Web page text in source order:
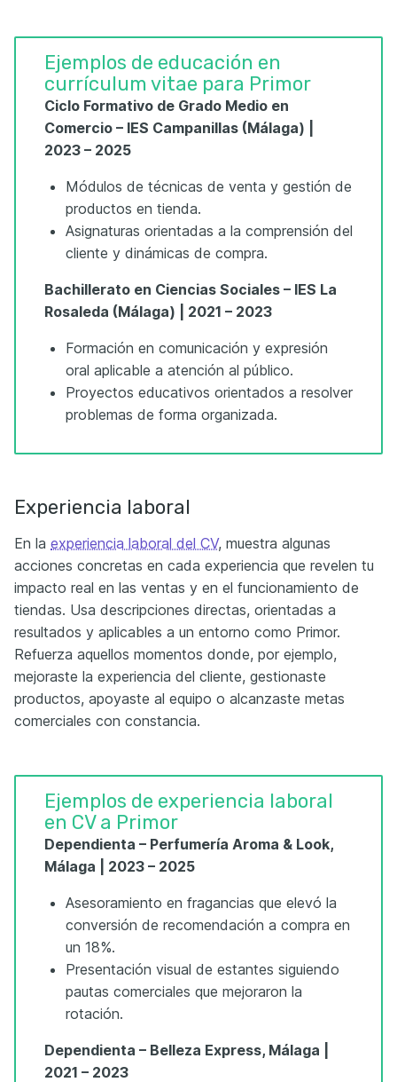
Ejemplos de educación en
currículum vitae para Primor
Ciclo Formativo de Grado Medio en
Comercio – IES Campanillas (Málaga) |
2023 – 2025
Módulos de técnicas de venta y gestión de
productos en tienda.
Asignaturas orientadas a la comprensión del
cliente y dinámicas de compra.
Bachillerato en Ciencias Sociales – IES La
Rosaleda (Málaga) | 2021 – 2023
Formación en comunicación y expresión
oral aplicable a atención al público.
Proyectos educativos orientados a resolver
problemas de forma organizada.
Experiencia laboral
En la experiencia laboral del CV, muestra algunas
acciones concretas en cada experiencia que revelen tu
impacto real en las ventas y en el funcionamiento de
tiendas. Usa descripciones directas, orientadas a
resultados y aplicables a un entorno como Primor.
Refuerza aquellos momentos donde, por ejemplo,
mejoraste la experiencia del cliente, gestionaste
productos, apoyaste al equipo o alcanzaste metas
comerciales con constancia.
Ejemplos de experiencia laboral
en CV a Primor
Dependienta – Perfumería Aroma & Look,
Málaga | 2023 – 2025
Asesoramiento en fragancias que elevó la
conversión de recomendación a compra en
un 18%.
Presentación visual de estantes siguiendo
pautas comerciales que mejoraron la
rotación.
Dependienta – Belleza Express, Málaga |
2021 – 2023